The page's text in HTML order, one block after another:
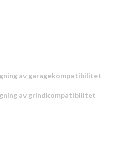
av garagekompatibilitet
av grindkompatibilitet